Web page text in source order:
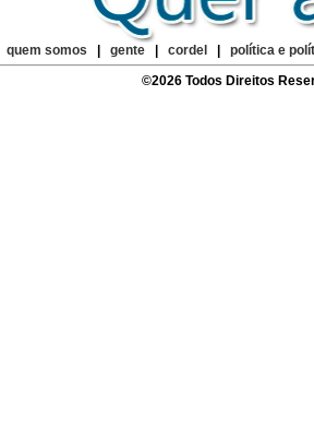
quem somos gente cordel
política e
©2026 Todos Direitos